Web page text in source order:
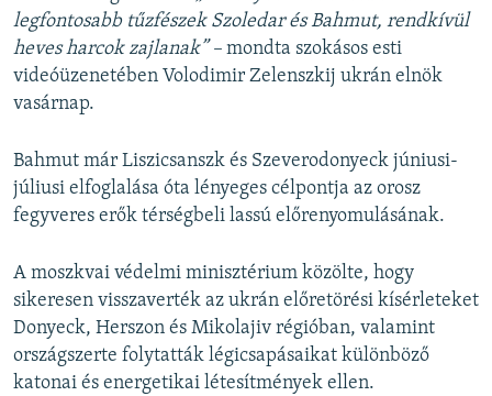
s
s
legfontosabb tűzfészek Szoledar és Bahmut, rendkívül
heves harcok zajlanak” – mondta szokásos esti
videóüzenetében Volodimir Zelenszkij ukrán elnök
vasárnap.
Bahmut már Liszicsanszk és Szeverodonyeck júniusi-
júliusi elfoglalása óta lényeges célpontja az orosz
fegyveres erők térségbeli lassú előrenyomulásának.
A moszkvai védelmi minisztérium közölte, hogy
sikeresen visszaverték az ukrán előretörési kísérleteket
Donyeck, Herszon és Mikolajiv régióban, valamint
országszerte folytatták légicsapásaikat különböző
katonai és energetikai létesítmények ellen.